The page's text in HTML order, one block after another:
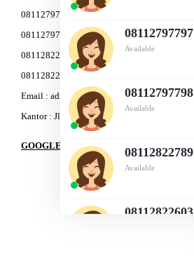
08112797797
08112797798
08112822503
08112822603
Email : admin@am-baja.com
Kantor : Jl. Gatot Subroto 7b Semarang.
GOOGLE MAPS
08112797797
Available
08112797798
Available
08112822789
Available
08112822603